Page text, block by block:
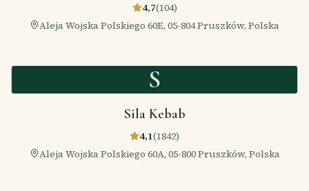
4,7(104)
Aleja Wojska Polskiego 60E, 05-804 Pruszków, Polska
S
Sila Kebab
4,1(1842)
Aleja Wojska Polskiego 60A, 05-800 Pruszków, Polska